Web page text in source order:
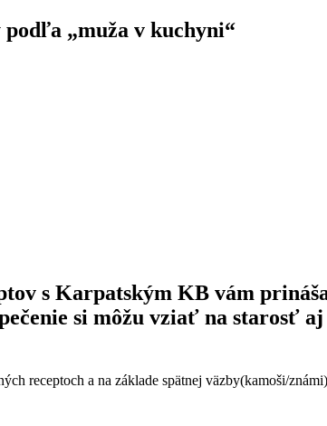
„muža v kuchyni“
s Karpatským KB vám
si môžu vziať na starosť
receptoch a na základe spätnej väzby(kamoši/